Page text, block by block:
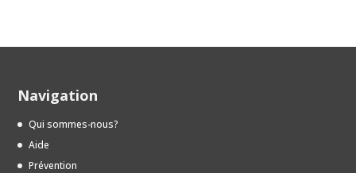
Navigation
Qui sommes-nous?
Aide
Prévention